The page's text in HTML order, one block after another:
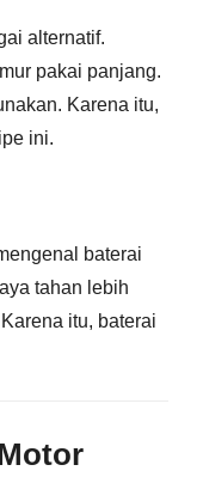
alternatif.
pakai panjang.
Karena itu,
ini.
baterai
tahan lebih
itu, baterai